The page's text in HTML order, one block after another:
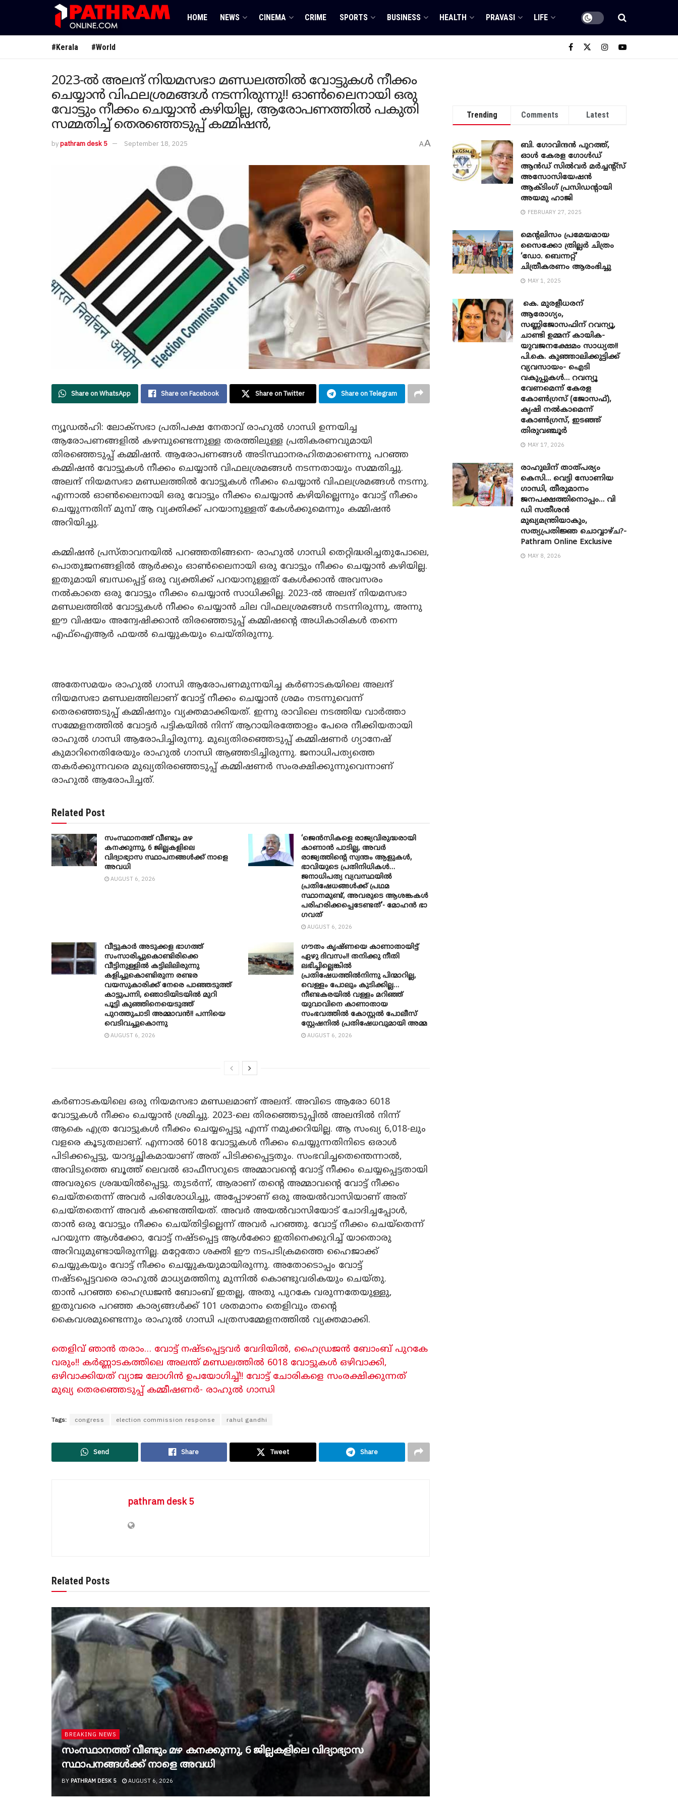
HOME NEWS CINEMA CRIME SPORTS BUSINESS HEALTH PRAVASI LIFE
#Kerala #World
2023-ൽ അലന്ദ് നിയമസഭാ മണ്ഡലത്തിൽ വോട്ടുകൾ നീക്കം
ചെയ്യാൻ വിഫലശ്രമങ്ങൾ നടന്നിരുന്നു!! ഓൺലൈനായി ഒരു
വോട്ടും നീക്കം ചെയ്യാൻ കഴിയില്ല, ആരോപണത്തിൽ പകുതി
സമ്മതിച്ച് തെരഞ്ഞെടുപ്പ് കമ്മിഷൻ,
bypathram desk 5 September 18, 2025 AA
Share on WhatsApp Share on Facebook Share on Twitter Share on Telegram
ന്യൂഡൽഹി: ലോക്‌സഭാ പ്രതിപക്ഷ നേതാവ് രാഹുൽ ഗാന്ധി ഉന്നയിച്ച
ആരോപണങ്ങളിൽ കഴമ്പുണ്ടെന്നുള്ള തരത്തിലുള്ള പ്രതികരണവുമായി
തിരഞ്ഞെടുപ്പ് കമ്മിഷൻ. ആരോപണങ്ങൾ അടിസ്ഥാനരഹിതമാണെന്നു പറഞ്ഞ
കമ്മിഷൻ വോട്ടുകൾ നീക്കം ചെയ്യാൻ വിഫലശ്രമങ്ങൾ നടന്നതായും സമ്മതിച്ചു.
അലന്ദ് നിയമസഭാ മണ്ഡലത്തിൽ വോട്ടുകൾ നീക്കം ചെയ്യാൻ വിഫലശ്രമങ്ങൾ നടന്നു.
എന്നാൽ ഓൺലൈനായി ഒരു വോട്ടും നീക്കം ചെയ്യാൻ കഴിയില്ലെന്നും വോട്ട് നീക്കം
ചെയ്യുന്നതിന് മുമ്പ് ആ വ്യക്തിക്ക് പറയാനുള്ളത് കേൾക്കുമെന്നും കമ്മിഷൻ‌
അറിയിച്ചു.
കമ്മിഷൻ പ്രസ്താവനയിൽ പറഞ്ഞതിങ്ങനെ- രാഹുൽ ഗാന്ധി തെറ്റിദ്ധരിച്ചതുപോലെ,
പൊതുജനങ്ങളിൽ ആർക്കും ഓൺലൈനായി ഒരു വോട്ടും നീക്കം ചെയ്യാൻ കഴിയില്ല.
ഇതുമായി ബന്ധപ്പെട്ട് ഒരു വ്യക്തിക്ക് പറയാനുള്ളത് കേൾക്കാൻ അവസരം
നൽകാതെ ഒരു വോട്ടും നീക്കം ചെയ്യാൻ സാധിക്കില്ല. 2023-ൽ അലന്ദ് നിയമസഭാ
മണ്ഡലത്തിൽ വോട്ടുകൾ നീക്കം ചെയ്യാൻ ചില വിഫലശ്രമങ്ങൾ നടന്നിരുന്നു, അന്നു
ഈ വിഷയം അന്വേഷിക്കാൻ തിരഞ്ഞെടുപ്പ് കമ്മിഷൻ്റെ അധികാരികൾ തന്നെ
എഫ്‌ഐആർ ഫയൽ ചെയ്യുകയും ചെയ്തിരുന്നു.
അതേസമയം രാഹുൽ ​ഗാന്ധി ആരോപണമുന്നയിച്ച കർണാടകയിലെ അലന്ദ്
നിയമസഭാ മണ്ഡലത്തിലാണ് വോട്ട് നീക്കം ചെയ്യാൻ ശ്രമം നട‌ന്നുവെന്ന്
തെരഞ്ഞെടുപ്പ് കമ്മിഷനും വ്യക്തമാക്കിയത്. ഇന്നു രാവിലെ നടത്തിയ വാർത്താ
സമ്മേളനത്തിൽ വോട്ടർ പട്ടികയിൽ നിന്ന് ആറായിരത്തോളം പേരെ നീക്കിയതായി
രാഹുൽ ​ഗാന്ധി ആരോപിച്ചിരുന്നു. മുഖ്യതിരഞ്ഞെടുപ്പ് കമ്മിഷണർ ഗ്യാനേഷ്
കുമാറിനെതിരേയും രാഹുൽ ഗാന്ധി ആഞ്ഞടിച്ചിരുന്നു. ജനാധിപത്യത്തെ
തകർക്കുന്നവരെ മുഖ്യതിരഞ്ഞെടുപ്പ് കമ്മിഷണർ സംരക്ഷിക്കുന്നുവെന്നാണ്
രാഹുൽ ആരോപിച്ചത്.
Related Post
സംസ്ഥാനത്ത് വീണ്ടും മഴ
കനക്കുന്നു, 6 ജില്ലകളിലെ
വിദ്യാഭ്യാസ സ്ഥാപനങ്ങൾക്ക് നാളെ
അവധി
AUGUST 6, 2026
‘ജെൻസികളെ രാജ്യവിരുദ്ധരായി
കാണാൻ പാടില്ല, അവർ
രാജ്യത്തിന്റെ സ്വന്തം ആളുകൾ,
ഭാവിയുടെ പ്രതിനിധികൾ…
ജനാധിപത്യ വ്യവസ്ഥയിൽ
പ്രതിഷേധങ്ങൾക്ക് പ്രഥമ
സ്ഥാനമുണ്ട്, അവരുടെ ആശങ്കകൾ
പരിഹരിക്കപ്പെടേണ്ടത്’- മോഹൻ ഭാ​
ഗവത്
AUGUST 6, 2026
വീട്ടുകാർ അ‌ടുക്കള ഭാ​ഗത്ത്
സംസാരിച്ചുകൊണ്ടിരിക്കെ
വീട്ടിനുള്ളിൽ കട്ടിലിലിരുന്നു
കളിച്ചുകൊണ്ടിരുന്ന രണ്ടര
വയസുകാരിക്ക് നേരെ പാഞ്ഞടുത്ത്
കാട്ടുപന്നി, ‍ഞൊടിയി‌ടയിൽ മുറി
പൂട്ടി കുഞ്ഞിനെയെടുത്ത്
പുറത്തുചാടി അമ്മാവൻ!! പന്നിയെ
വെടിവച്ചുകൊന്നു
AUGUST 6, 2026
ഗൗതം കൃഷ്ണയെ കാണാതായിട്ട്
ഏഴു ദിവസം!! തനിക്കു നീതി
ലഭിച്ചില്ലെങ്കിൽ
പ്രതിഷേധത്തിൽനിന്നു പിന്മാറില്ല,
വെള്ളം പോലും കുടിക്കില്ല…
നീണ്ടകരയിൽ വള്ളം മറിഞ്ഞ്
യുവാവിനെ കാണാതായ
സംഭവത്തിൽ കോസ്റ്റൽ പോലീസ്
സ്റ്റേഷനിൽ പ്രതിഷേധവുമായി അമ്മ
AUGUST 6, 2026
കർണാടകയിലെ ഒരു നിയമസഭാ മണ്ഡലമാണ് അലന്ദ്. അവിടെ ആരോ 6018
വോട്ടുകൾ നീക്കം ചെയ്യാൻ ശ്രമിച്ചു. 2023-ലെ തിരഞ്ഞെടുപ്പിൽ അലന്ദിൽ നിന്ന്
ആകെ എത്ര വോട്ടുകൾ നീക്കം ചെയ്യപ്പെട്ടു എന്ന് നമുക്കറിയില്ല. ആ സംഖ്യ 6,018-ലും
വളരെ കൂടുതലാണ്. എന്നാൽ 6018 വോട്ടുകൾ നീക്കം ചെയ്യുന്നതിനിടെ ഒരാൾ
പിടിക്കപ്പെട്ടു, യാദൃച്ഛികമായാണ് അത് പിടിക്കപ്പെട്ടതും. സംഭവിച്ചതെന്തെന്നാൽ,
അവിടുത്തെ ബൂത്ത് ലെവൽ ഓഫീസറുടെ അമ്മാവൻ്റെ വോട്ട് നീക്കം ചെയ്യപ്പെട്ടതായി
അവരുടെ ശ്രദ്ധയിൽപ്പെട്ടു. തുടർന്ന്, ആരാണ് തൻ്റെ അമ്മാവൻ്റെ വോട്ട് നീക്കം
ചെയ്തതെന്ന് അവർ പരിശോധിച്ചു, അപ്പോഴാണ് ഒരു അയൽവാസിയാണ് അത്
ചെയ്തതെന്ന് അവർ കണ്ടെത്തിയത്. അവർ അയൽവാസിയോട് ചോദിച്ചപ്പോൾ,
താൻ ഒരു വോട്ടും നീക്കം ചെയ്തിട്ടില്ലെന്ന് അവർ പറഞ്ഞു. വോട്ട് നീക്കം ചെയ്തെന്ന്
പറയുന്ന ആൾക്കോ, വോട്ട് നഷ്ടപ്പെട്ട ആൾക്കോ ഇതിനെക്കുറിച്ച് യാതൊരു
അറിവുമുണ്ടായിരുന്നില്ല. മറ്റേതോ ശക്തി ഈ നടപടിക്രമത്തെ ഹൈജാക്ക്
ചെയ്യുകയും വോട്ട് നീക്കം ചെയ്യുകയുമായിരുന്നു. അതോടൊപ്പം വോട്ട്
നഷ്‌ടപ്പെട്ടവരെ രാഹുൽ മാധ്യമത്തിനു മുന്നിൽ കൊണ്ടുവരികയും ചെയ്തു.
താൻ പറഞ്ഞ ഹൈഡ്രജൻ ബോംബ് ഇതല്ല, അതു പുറകേ വരുന്നതേയുള്ളു,
ഇതുവരെ പറഞ്ഞ കാര്യങ്ങൾക്ക് 101 ശതമാനം തെളിവും തന്റെ
കൈവശമുണ്ടെന്നും രാഹുൽ ​ഗാന്ധി പത്രസമ്മേളനത്തിൽ വ്യക്തമാക്കി.
തെളിവ് ഞാൻ തരാം… വോട്ട് നഷ്ടപ്പെട്ടവർ വേദിയിൽ, ഹൈഡ്രജൻ ബോംബ് പുറകേ
വരും!! കർണ്ണാടകത്തിലെ അലന്ത് മണ്ഡലത്തിൽ 6018 വോട്ടുകൾ ഒഴിവാക്കി,
ഒഴിവാക്കിയത് വ്യാജ ലോഗിൻ ഉപയോഗിച്ച്!! വോട്ട് ചോരികളെ സംരക്ഷിക്കുന്നത്
മുഖ്യ തെരഞ്ഞെടുപ്പ് കമ്മീഷണർ- രാഹുൽ ​ഗാന്ധി
Tags: congress election commission response rahul gandhi
Send Share Tweet Share
pathram desk 5
Related Posts
BREAKING NEWS
സംസ്ഥാനത്ത് വീണ്ടും മഴ കനക്കുന്നു, 6 ജില്ലകളിലെ വിദ്യാഭ്യാസ
സ്ഥാപനങ്ങൾക്ക് നാളെ അവധി
BY PATHRAM DESK 5 AUGUST 6, 2026
Trending Comments Latest
ബി. ​ഗോവിന്ദൻ പുറത്ത്,
ഓൾ കേരള ഗോൾഡ്
ആൻഡ് സിൽവർ മർച്ചന്റ്സ്
അസോസിയേഷൻ
ആക്ടിംഗ് പ്രസിഡന്റായി
അയമു ഹാജി
FEBRUARY 27, 2025
മെന്‍റലിസം പ്രമേയമായ
സൈക്കോ ത്രില്ലർ ചിത്രം
‘ഡോ. ബെന്നറ്റ്’
ചിത്രീകരണം ആരംഭിച്ചു
MAY 1, 2025
കെ. മുരളീധരന്
ആരോഗ്യം,
സണ്ണിജോസഫിന് റവന്യൂ,
ചാണ്ടി ഉമ്മന് കായിക-
യുവജനക്ഷേമം സാധ്യത!!
പി.കെ. കുഞ്ഞാലിക്കുട്ടിക്ക്
വ്യവസായം- ഐടി
വകുപ്പുകൾ… റവന്യൂ
വേണമെന്ന് കേരള
കോൺഗ്രസ് (ജോസഫ്),
കൃഷി നൽകാമെന്ന്
കോൺഗ്രസ്, ഇടഞ്ഞ്
തിരുവഞ്ചൂർ
MAY 17, 2026
രാഹുലിന് താത്പര്യം
കെസി… വെട്ടി സോണിയ ​
ഗാന്ധി, തീരുമാനം
ജനപക്ഷത്തിനൊപ്പം… വി
ഡി സതീശൻ
മുഖ്യമന്ത്രിയാകും,
സത്യപ്രതിജ്ഞ ചൊവ്വാഴ്ച?-
Pathram Online Exclusive
MAY 8, 2026